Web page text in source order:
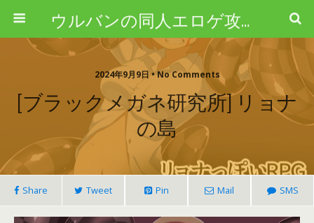
ウルバンの同人エロゲ攻略ブログ
2024年9月9日 • No Comments
[ブラックメガネ研究所] リョナ
の島
Share Tweet Pin Mail SMS